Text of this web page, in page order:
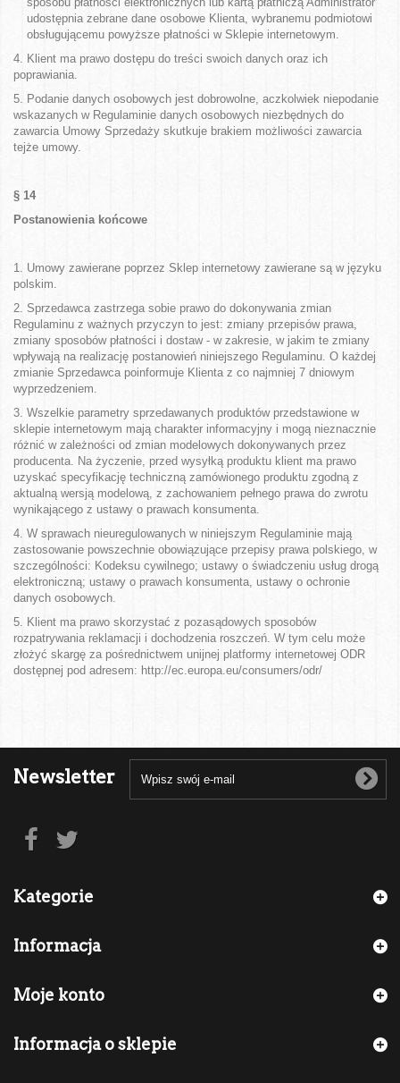
udostępnia zebrane dane osobowe Klienta, wybranemu podmiotowi
obsługującemu powyższe płatności w Sklepie internetowym.
4. Klient ma prawo dostępu do treści swoich danych oraz ich
poprawiania.
5. Podanie danych osobowych jest dobrowolne, aczkolwiek niepodanie
wskazanych w Regulaminie danych osobowych niezbędnych do
zawarcia Umowy Sprzedaży skutkuje brakiem możliwości zawarcia
tejże umowy.
§ 14
Postanowienia końcowe
1. Umowy zawierane poprzez Sklep internetowy zawierane są w języku
polskim.
2. Sprzedawca zastrzega sobie prawo do dokonywania zmian
Regulaminu z ważnych przyczyn to jest: zmiany przepisów prawa,
zmiany sposobów płatności i dostaw - w zakresie, w jakim te zmiany
wpływają na realizację postanowień niniejszego Regulaminu. O każdej
zmianie Sprzedawca poinformuje Klienta z co najmniej 7 dniowym
wyprzedzeniem.
3. Wszelkie parametry sprzedawanych produktów przedstawione w
sklepie internetowym mają charakter informacyjny i mogą nieznacznie
różnić w zależności od zmian modelowych dokonywanych przez
producenta. Na życzenie, przed wysyłką produktu klient ma prawo
uzyskać specyfikację techniczną zamówionego produktu zgodną z
aktualną wersją modelową, z zachowaniem pełnego prawa do zwrotu
wynikającego z ustawy o prawach konsumenta.
4. W sprawach nieuregulowanych w niniejszym Regulaminie mają
zastosowanie powszechnie obowiązujące przepisy prawa polskiego, w
szczególności: Kodeksu cywilnego; ustawy o świadczeniu usług drogą
elektroniczną; ustawy o prawach konsumenta, ustawy o ochronie
danych osobowych.
5. Klient ma prawo skorzystać z pozasądowych sposobów
rozpatrywania reklamacji i dochodzenia roszczeń. W tym celu może
złożyć skargę za pośrednictwem unijnej platformy internetowej ODR
dostępnej pod adresem: http://ec.europa.eu/consumers/odr/
Newsletter
Kategorie
Informacja
Moje konto
Informacja o sklepie